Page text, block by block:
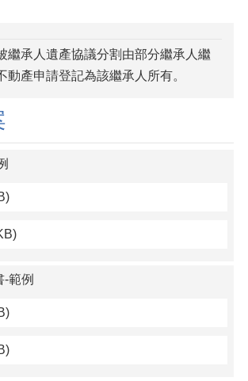
繼承人遺產協議分割由部分繼承人繼
動產申請登記為該繼承人所有。
-範例